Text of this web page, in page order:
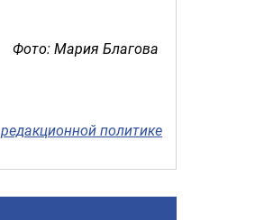
Фото: Мария Благова
редакционной политике